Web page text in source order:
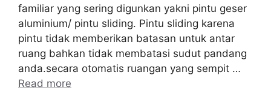
familiar yang sering digunkan yakni pintu geser
aluminium/ pintu sliding. Pintu sliding karena
pintu tidak memberikan batasan untuk antar
ruang bahkan tidak membatasi sudut pandang
anda.secara otomatis ruangan yang sempit …
Read more